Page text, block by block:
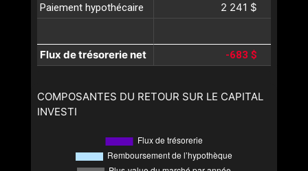
Paiement hypothécaire 2 241 $
Flux de trésorerie net -683 $
COMPOSANTES DU RETOUR SUR LE CAPITAL
INVESTI